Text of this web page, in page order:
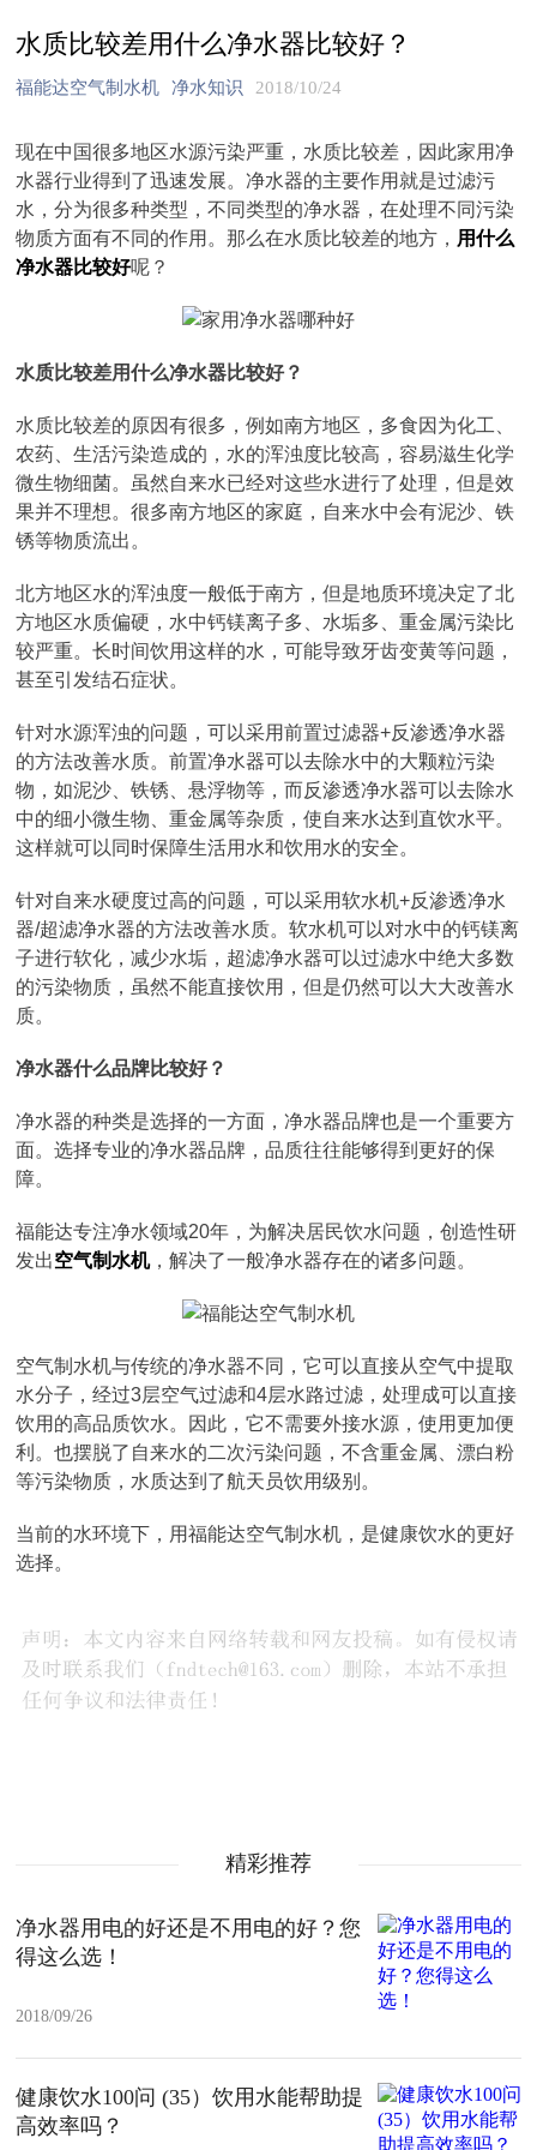
水质比较差用什么净水器比较好？
福能达空气制水机 净水知识 2018/10/24
现在中国很多地区水源污染严重，水质比较差，因此家用净
水器行业得到了迅速发展。净水器的主要作用就是过滤污
水，分为很多种类型，不同类型的净水器，在处理不同污染
物质方面有不同的作用。那么在水质比较差的地方， 用什么
净水器比较好呢？
水质比较差用什么净水器比较好？
水质比较差的原因有很多，例如南方地区，多食因为化工、
农药、生活污染造成的，水的浑浊度比较高，容易滋生化学
微生物细菌。虽然自来水已经对这些水进行了处理，但是效
果并不理想。很多南方地区的家庭，自来水中会有泥沙、铁
锈等物质流出。
北方地区水的浑浊度一般低于南方，但是地质环境决定了北
方地区水质偏硬，水中钙镁离子多、水垢多、重金属污染比
较严重。长时间饮用这样的水，可能导致牙齿变黄等问题，
甚至引发结石症状。
针对水源浑浊的问题，可以采用前置过滤器+反渗透净水器
的方法改善水质。前置净水器可以去除水中的大颗粒污染
物，如泥沙、铁锈、悬浮物等，而反渗透净水器可以去除水
中的细小微生物、重金属等杂质，使自来水达到直饮水平。
这样就可以同时保障生活用水和饮用水的安全。
针对自来水硬度过高的问题，可以采用软水机+反渗透净水
器/超滤净水器的方法改善水质。软水机可以对水中的钙镁离
子进行软化，减少水垢，超滤净水器可以过滤水中绝大多数
的污染物质，虽然不能直接饮用，但是仍然可以大大改善水
质。
净水器什么品牌比较好？
净水器的种类是选择的一方面，净水器品牌也是一个重要方
面。选择专业的净水器品牌，品质往往能够得到更好的保
障。
福能达专注净水领域20年，为解决居民饮水问题，创造性研
发出空气制水机，解决了一般净水器存在的诸多问题。
空气制水机与传统的净水器不同，它可以直接从空气中提取
水分子，经过3层空气过滤和4层水路过滤，处理成可以直接
饮用的高品质饮水。因此，它不需要外接水源，使用更加便
利。也摆脱了自来水的二次污染问题，不含重金属、漂白粉
等污染物质，水质达到了航天员饮用级别。
当前的水环境下，用福能达空气制水机，是健康饮水的更好
选择。
精彩推荐
净水器用电的好还是不用电的好？您
得这么选！
2018/09/26
健康饮水100问 (35）饮用水能帮助提
高效率吗？